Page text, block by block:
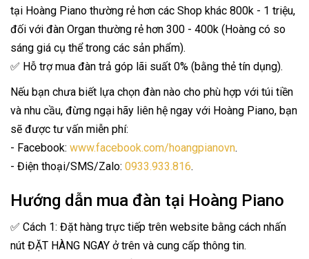
tại Hoàng Piano thường rẻ hơn các Shop khác 800k - 1 triệu,
đối với đàn Organ thường rẻ hơn 300 - 400k (Hoàng có so
sáng giá cụ thể trong các sản phẩm).
✅ Hỗ trợ mua đàn trả góp lãi suất 0% (bằng thẻ tín dụng).
Nếu bạn chưa biết lựa chọn đàn nào cho phù hợp với túi tiền
và nhu cầu, đừng ngại hãy liên hệ ngay với Hoàng Piano, bạn
sẽ được tư vấn miễn phí:
- Facebook: www.facebook.com/hoangpianovn.
- Điện thoại/SMS/Zalo: 0933.933.816.
Hướng dẫn mua đàn tại Hoàng Piano
✅ Cách 1: Đặt hàng trực tiếp trên website bằng cách nhấn
nút ĐẶT HÀNG NGAY ở trên và cung cấp thông tin.